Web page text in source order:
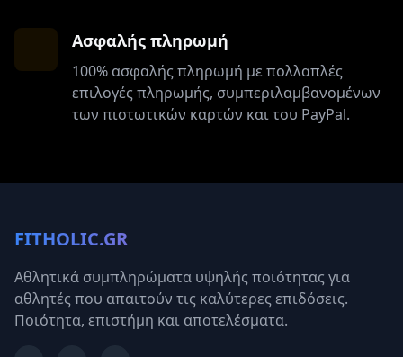
Ασφαλής πληρωμή
100% ασφαλής πληρωμή με πολλαπλές
επιλογές πληρωμής, συμπεριλαμβανομένων
των πιστωτικών καρτών και του PayPal.
FITHOLIC.GR
Αθλητικά συμπληρώματα υψηλής ποιότητας για
αθλητές που απαιτούν τις καλύτερες επιδόσεις.
Ποιότητα, επιστήμη και αποτελέσματα.